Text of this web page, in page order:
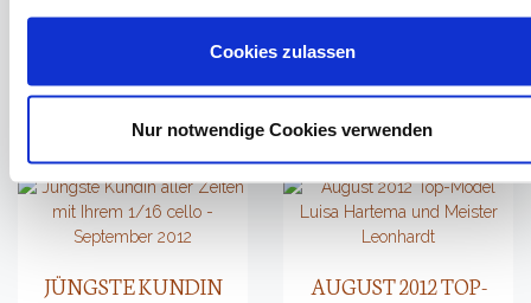
Cookies zulassen
Nur notwendige Cookies verwenden
LEONHARDT CELLO
MEISTER LEONHARDT
UND DAS WIES'N
PLAYMATE -
OKTOBERFEST 2012
JÜNGSTE KUNDIN
AUGUST 2012 TOP-